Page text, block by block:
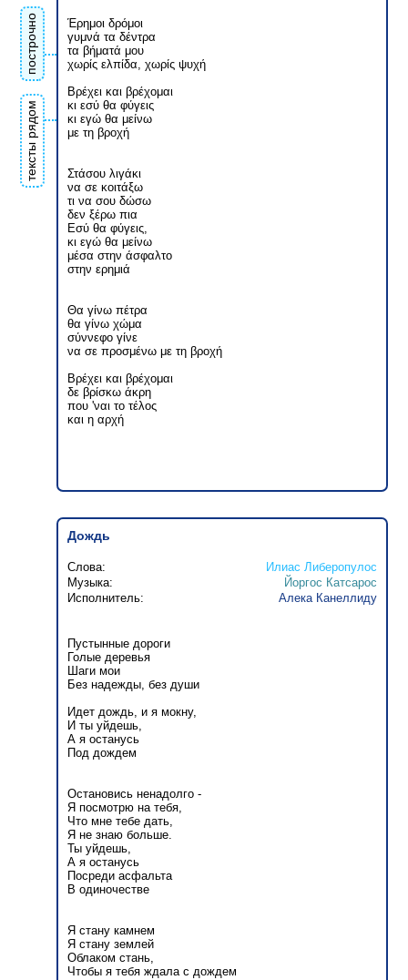
построчно
тексты рядом
Έρημοι δρόμοι
γυμνά τα δέντρα
τα βήματά μου
χωρίς ελπίδα, χωρίς ψυχή
Βρέχει και βρέχομαι
κι εσύ θα φύγεις
κι εγώ θα μείνω
με τη βροχή
Στάσου λιγάκι
να σε κοιτάξω
τι να σου δώσω
δεν ξέρω πια
Εσύ θα φύγεις,
κι εγώ θα μείνω
μέσα στην άσφαλτο
στην ερημιά
Θα γίνω πέτρα
θα γίνω χώμα
σύννεφο γίνε
να σε προσμένω με τη βροχή
Βρέχει και βρέχομαι
δε βρίσκω άκρη
που 'ναι το τέλος
και η αρχή
Дождь
Слова:
Илиас Либеропулос
Музыка:
Йоргос Катсарос
Исполнитель:
Алека Канеллиду
Пустынные дороги
Голые деревья
Шаги мои
Без надежды, без души
Идет дождь, и я мокну,
И ты уйдешь,
А я останусь
Под дождем
Остановись ненадолго -
Я посмотрю на тебя,
Что мне тебе дать,
Я не знаю больше.
Ты уйдешь,
А я останусь
Посреди асфальта
В одиночестве
Я стану камнем
Я стану землей
Облаком стань,
Чтобы я тебя ждала с дождем